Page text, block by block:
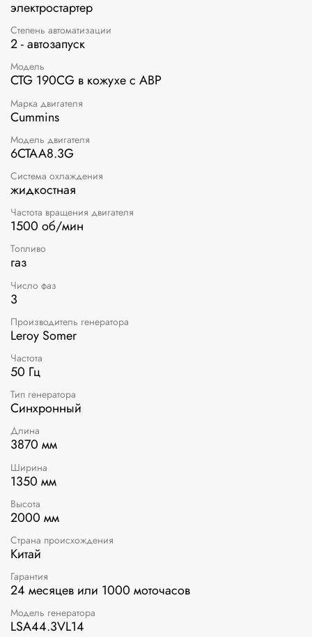
электростартер
Степень автоматизации
2 - автозапуск
Модель
CTG 190CG в кожухе с АВР
Марка двигателя
Cummins
Модель двигателя
6CTAA8.3G
Система охлаждения
жидкостная
Частота вращения двигателя
1500 об/мин
Топливо
газ
Число фаз
3
Производитель генератора
Leroy Somer
Частота
50 Гц
Тип генератора
Синхронный
Длина
3870 мм
Ширина
1350 мм
Высота
2000 мм
Страна происхождения
Китай
Гарантия
24 месяцев или 1000 моточасов
Модель генератора
LSA44.3VL14